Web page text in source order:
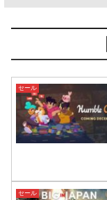
セール
セール